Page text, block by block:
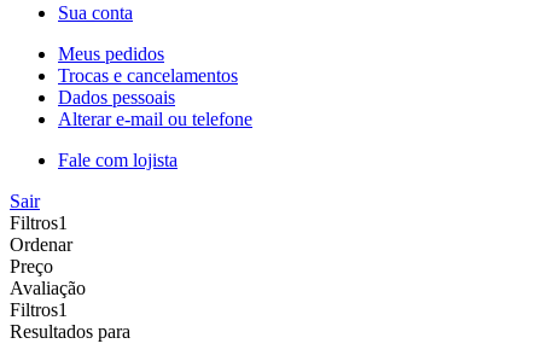
Sua conta
Meus pedidos
Trocas e cancelamentos
Dados pessoais
Alterar e-mail ou telefone
Fale com lojista
Sair
Filtros1
Ordenar
Preço
Avaliação
Filtros1
Resultados para